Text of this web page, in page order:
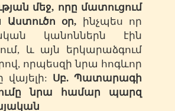
մեջ, որը մատուցում
Աստուծո օր,
ինչպես որ
կանոններն էին
և այն երկարաձգում
որպեսզի նրա հոգևոր
վայելի: Սբ. Պատարագի
նրա համար պարզ